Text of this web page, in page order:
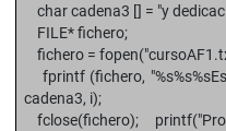
char cadena3 [] = "y
FILE* fichero;
fichero =
fprintf (fichero,
cadena3, i);
fclose(fichero);